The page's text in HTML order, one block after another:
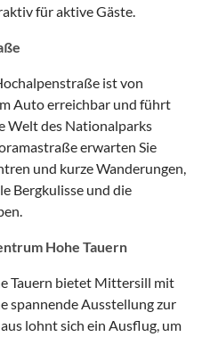
für aktive Gäste.
ist von
Auto erreichbar und führt
Welt des Nationalparks
erwarten Sie
und kurze Wanderungen,
Bergkulisse und die
Hohe Tauern
Tauern bietet Mittersill mit
spannende Ausstellung zur
lohnt sich ein Ausflug, um